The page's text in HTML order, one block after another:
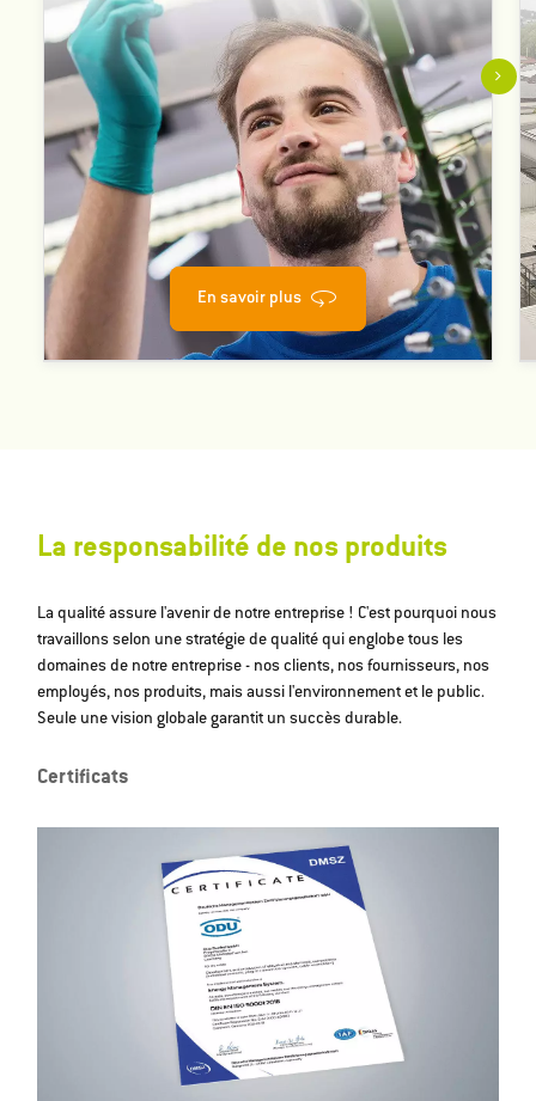
En savoir plus
pièces en chrome noir de notre portefeuille de produits et
les avons remplacées par des alternatives respectueuses
de l'environnement.
La responsabilité de nos produits
La qualité assure l'avenir de notre entreprise ! C'est pourquoi nous
travaillons selon une stratégie de qualité qui englobe tous les
domaines de notre entreprise - nos clients, nos fournisseurs, nos
employés, nos produits, mais aussi l'environnement et le public.
Seule une vision globale garantit un succès durable.
Certificats